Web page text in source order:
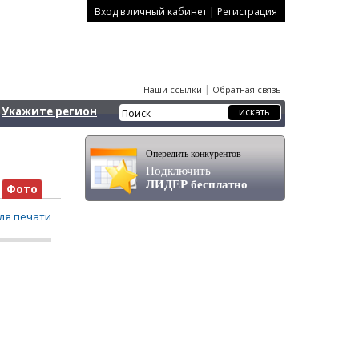
Вход в личный кабинет | Регистрация
Наши ссылки | Обратная связь
Укажите регион
Фото
печати
Опередить конкурентов
Подключить
ЛИДЕР бесплатно